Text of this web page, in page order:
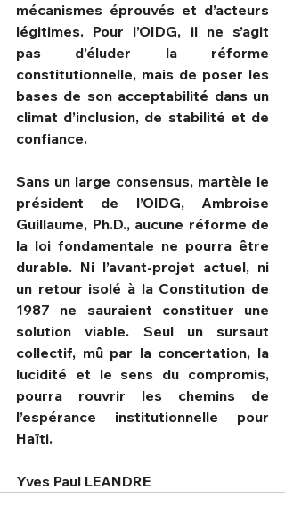
mécanismes éprouvés et d’acteurs
légitimes. Pour l’OIDG, il ne s’agit
pas d’éluder la réforme
constitutionnelle, mais de poser les
bases de son acceptabilité dans un
climat d’inclusion, de stabilité et de
confiance.
Sans un large consensus, martèle le
président de l’OIDG, Ambroise
Guillaume, Ph.D., aucune réforme de
la loi fondamentale ne pourra être
durable. Ni l’avant-projet actuel, ni
un retour isolé à la Constitution de
1987 ne sauraient constituer une
solution viable. Seul un sursaut
collectif, mû par la concertation, la
lucidité et le sens du compromis,
pourra rouvrir les chemins de
l’espérance institutionnelle pour
Haïti.
Yves Paul LEANDRE